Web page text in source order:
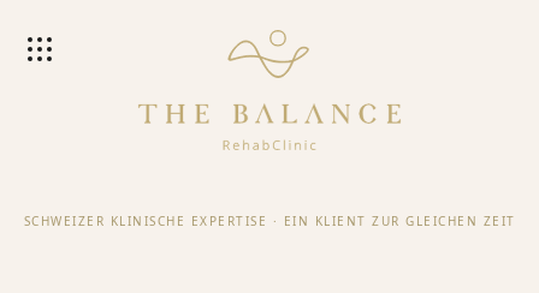
SCHWEIZER KLINISCHE EXPERTISE · EIN KLIENT ZUR GLEICHEN ZEIT